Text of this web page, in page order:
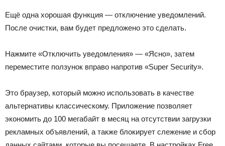
Ещё одна хорошая функция — отключение уведомлений.
После очистки, вам будет предложено это сделать.
Нажмите «Отключить уведомления» — «Ясно», затем
переместите ползунок вправо напротив «Super Security».
Это браузер, который можно использовать в качестве
альтернативы классическому. Приложение позволяет
экономить до 100 мегабайт в месяц на отсутствии загрузки
рекламных объявлений, а также блокирует слежение и сбор